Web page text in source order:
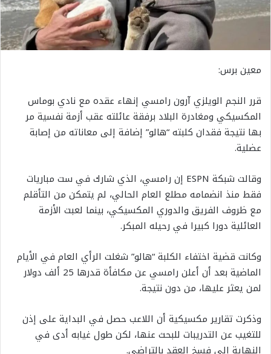
معين برس:
قرر النجم الويلزي آرون رامسي إنهاء عقده مع نادي بوماس
المكسيكي ومغادرة البلاد برفقة عائلته عقب أزمة نفسية مر
بها نتيجة فقدان كلبته “هالو” إضافة إلى معاناته من إصابة
عضلية.
وقالت شبكة ESPN إن رامسي، الذي شارك في ست مباريات
فقط منذ انضمامه مطلع العام الحالي، لم يتمكن من التأقلم
مع ظروف الفريق والدوري المكسيكي، بينما لعبت الأزمة
العائلية دورا كبيرا في رحيله المبكر.
وكانت قضية اختفاء الكلبة “هالو” شغلت الرأي العام في الأيام
الماضية بعد أن أعلن رامسي عن مكافأة قدرها 25 ألف دولار
لمن يعثر عليها، من دون نتيجة.
وذكرت تقارير مكسيكية أن اللاعب حصل في البداية على إذن
للتغيب عن التدريبات للبحث عنها، لكن طول غيابه أدى في
النهاية إلى فسخ العقد بالتراضي.